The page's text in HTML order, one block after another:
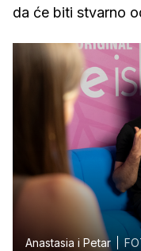
da će biti stvarno
Anastasia i Petar